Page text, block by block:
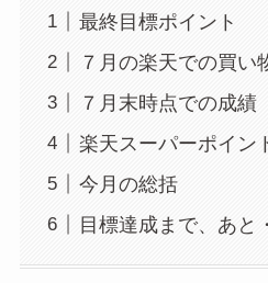
最終目標ポイント
７月の楽天での買い
７月末時点での成績
楽天スーパーポイン
今月の総括
目標達成まで、あと